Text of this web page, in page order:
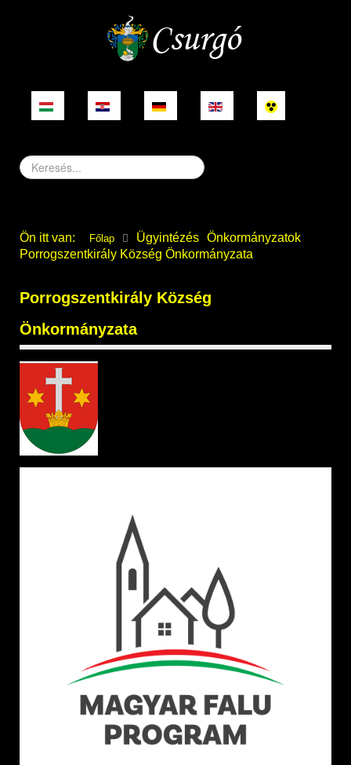
Keresés...
Ön itt van: Főlap Ügyintézés Önkormányzatok
Porrogszentkirály Község Önkormányzata
Porrogszentkirály Község
Önkormányzata